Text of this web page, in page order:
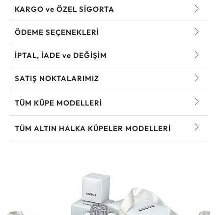
KARGO ve ÖZEL SİGORTA
ÖDEME SEÇENEKLERİ
İPTAL, İADE ve DEĞİŞİM
SATIŞ NOKTALARIMIZ
TÜM KÜPE MODELLERI
TÜM ALTIN HALKA KÜPELER MODELLERI